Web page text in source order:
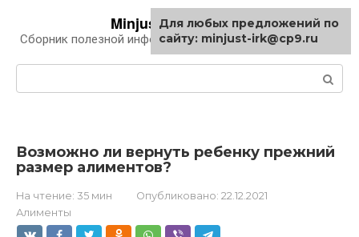
контенту
Minjust-irk.ru
Сборник полезной информации про автомобили
Возможно ли вернуть ребенку прежний
размер алиментов?
На чтение: 35 мин Опубликовано: 22.12.2021
Алименты
Для любых предложений по
сайту: minjust-irk@cp9.ru